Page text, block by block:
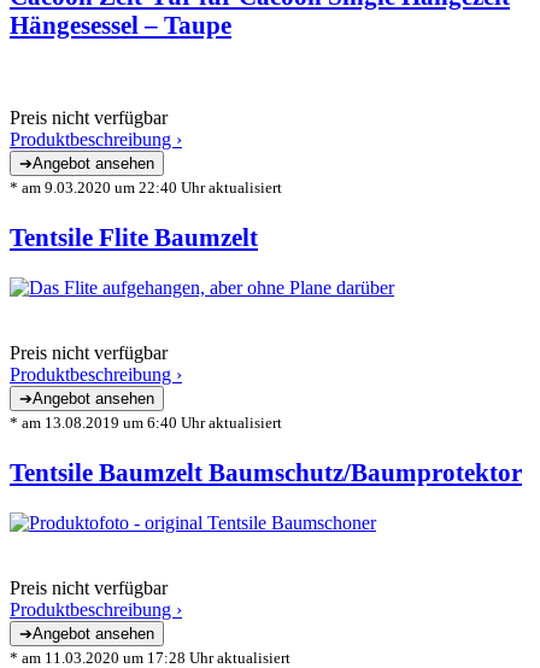
Hängesessel – Taupe
Preis nicht verfügbar
Produktbeschreibung ›
* am 9.03.2020 um 22:40 Uhr aktualisiert
Tentsile Flite Baumzelt
Preis nicht verfügbar
Produktbeschreibung ›
* am 13.08.2019 um 6:40 Uhr aktualisiert
Tentsile Baumzelt Baumschutz/Baumprotektor
Preis nicht verfügbar
Produktbeschreibung ›
* am 11.03.2020 um 17:28 Uhr aktualisiert